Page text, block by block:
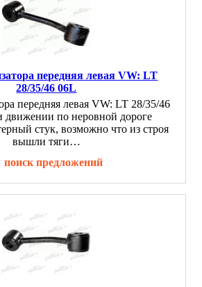
передняя левая VW: LT
28/35/46 06L
передняя левая VW: LT 28/35/46
движении по неровной дороге
стук, возможно что из строя
вышли тяги…
поиск предложений